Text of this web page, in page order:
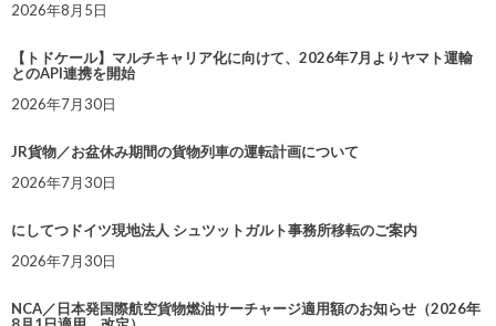
2026年8月5日
【トドケール】マルチキャリア化に向けて、2026年7月よりヤマト運輸
とのAPI連携を開始
2026年7月30日
JR貨物／お盆休み期間の貨物列車の運転計画について
2026年7月30日
にしてつドイツ現地法人 シュツットガルト事務所移転のご案内
2026年7月30日
NCA／日本発国際航空貨物燃油サーチャージ適用額のお知らせ（2026年